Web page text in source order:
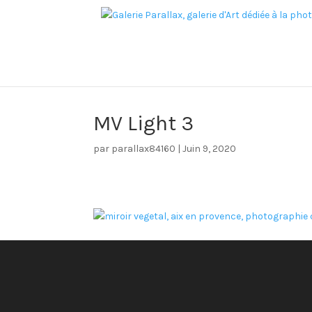
MV Light 3
par parallax84160 |Juin 9, 2020